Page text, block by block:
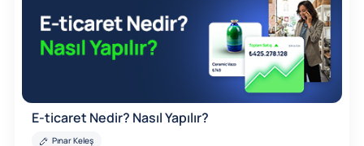
E-ticaret Nedir? Nasıl Yapılır?
Pınar Keleş